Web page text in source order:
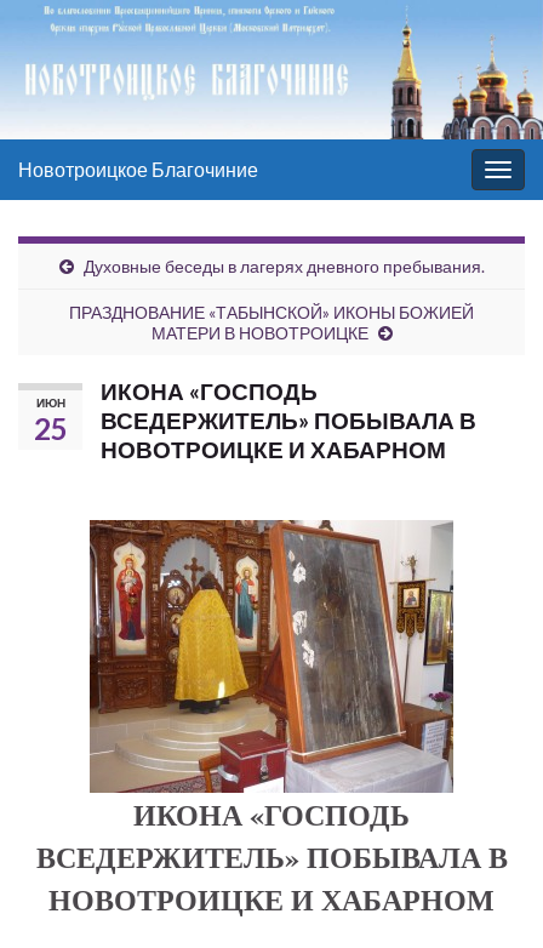
Вкл/
выкл
Новотроицкое Благочиние
Духовные беседы в лагерях дневного пребывания.
ПРАЗДНОВАНИЕ «ТАБЫНСКОЙ» ИКОНЫ БОЖИЕЙ
МАТЕРИ В НОВОТРОИЦКЕ
ИЮН
25
ИКОНА «ГОСПОДЬ
ВСЕДЕРЖИТЕЛЬ» ПОБЫВАЛА В
НОВОТРОИЦКЕ И ХАБАРНОМ
ИКОНА «ГОСПОДЬ
ВСЕДЕРЖИТЕЛЬ» ПОБЫВАЛА В
НОВОТРОИЦКЕ И ХАБАРНОМ